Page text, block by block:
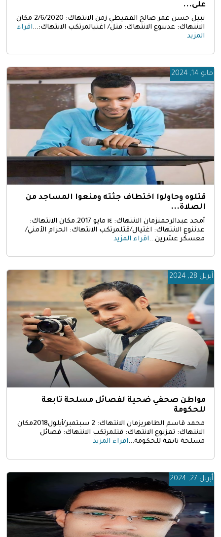
على...
نبيل حسن عمر صالح القعيطي زمن الانتهاك: 2/6/2020 مكان
الانتهاك: عدننوع الانتهاك: قتل/ اغتيالمرتكب الانتهاك:...اقراء
المزيد
مايو 14, 2024
قتلوه وحاولوا اختطاف جثته ومنعوا المساجد من
الصلاة...
أمجد عبدالرحمنزمان الانتهاك: ١٤ مايو 2017.مكان الانتهاك:
عدننوع الانتهاك: اغتيال/قتلمرتكب الانتهاك: الحزام الأمني/
معسكر عشرين...اقراء المزيد
أبريل 28, 2024
مواطن صحفي ضحية لفصائل مسلحة تابعة
للحكومة
محمد قاسم الطاهريزمان الانتهاك: 2 سبتمبر/أيلول2018مكان
الانتهاك: تعزنوع الانتهاك: قتلمرتكب الانتهاك: فصائل
مسلحة تابعة للحكومة...اقراء المزيد
أبريل 27, 2024